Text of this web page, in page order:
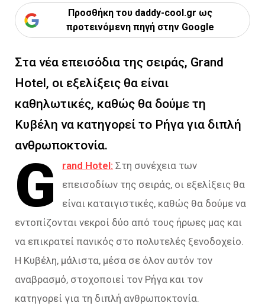
Προσθήκη του daddy-cool.gr ως
προτεινόμενη πηγή στην Google
Στα νέα επεισόδια της σειράς, Grand
Hotel, οι εξελίξεις θα είναι
καθηλωτικές, καθώς θα δούμε τη
Κυβέλη να κατηγορεί το Ρήγα για διπλή
ανθρωποκτονία.
G rand Hotel: Στη συνέχεια των
επεισοδίων της σειράς, οι εξελίξεις θα
είναι καταιγιστικές, καθώς θα δούμε να
εντοπίζονται νεκροί δύο από τους ήρωες μας και
να επικρατεί πανικός στο πολυτελές ξενοδοχείο.
Η Κυβέλη, μάλιστα, μέσα σε όλον αυτόν τον
αναβρασμό, στοχοποιεί τον Ρήγα και τον
κατηγορεί για τη διπλή ανθρωποκτονία.